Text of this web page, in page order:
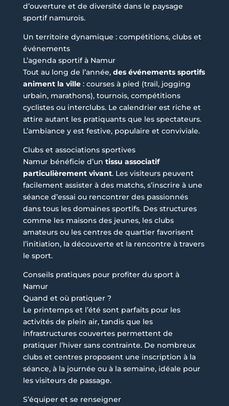
d’ouverture et de diversité dans le paysage
sportif namurois.
Un territoire dynamique : compétitions, clubs et
événements
L’agenda sportif à Namur
Tout au long de l’année, des événements sportifs
animent la ville: courses à pied (trail, jogging
urbain, marathons), tournois, compétitions
cyclistes ou interclubs. Le calendrier est riche et
attire autant les pratiquants que les spectateurs.
L’ambiance y est festive, populaire et conviviale.
Clubs et associations sportives
Namur bénéficie d’un tissu associatif
particulièrement vivant. Les visiteurs peuvent
facilement assister à des matchs, s’inscrire à une
séance d’essai ou rencontrer des passionnés
dans tous les domaines sportifs. Des structures
comme les maisons des jeunes, les clubs
amateurs ou les centres de quartier favorisent
l’initiation, la découverte et la rencontre à travers
le sport.
Conseils pratiques pour profiter du sport à
Namur
Quand et où pratiquer ?
Le printemps et l’été sont parfaits pour les
activités de plein air, tandis que les
infrastructures couvertes permettent de
pratiquer l’hiver sans contrainte. De nombreux
clubs et centres proposent une inscription à la
séance, à la journée ou à la semaine, idéale pour
les visiteurs de passage.
S’équiper et se renseigner